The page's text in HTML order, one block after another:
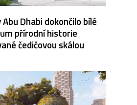
Dhabi dokončilo bílé
přírodní historie
čedičovou skálou